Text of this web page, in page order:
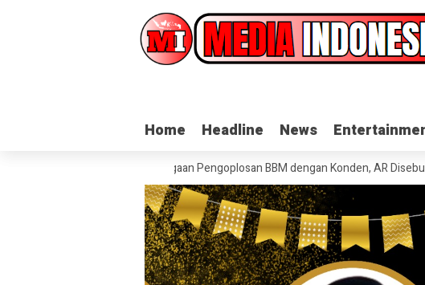
Home Headline News
Home Headline News
Dugaan Pengoplosan BBM dengan Konden, AR Disebut Pemasok